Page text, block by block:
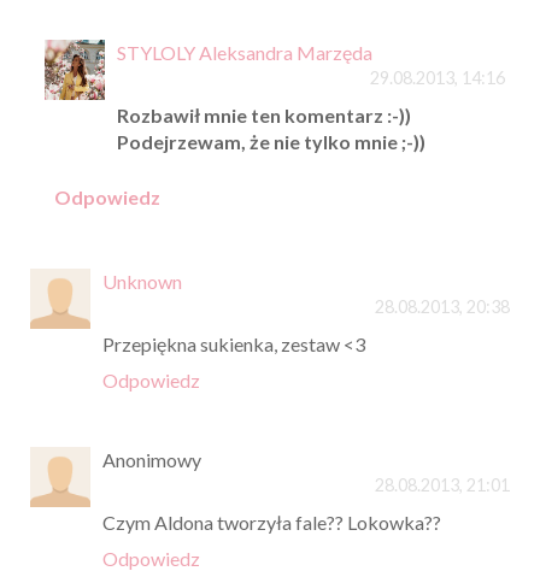
STYLOLY Aleksandra Marzęda
29.08.2013, 14:16
Rozbawił mnie ten komentarz :-))
Podejrzewam, że nie tylko mnie ;-))
Odpowiedz
Unknown
28.08.2013, 20:38
Przepiękna sukienka, zestaw <3
Odpowiedz
Anonimowy
28.08.2013, 21:01
Czym Aldona tworzyła fale?? Lokowka??
Odpowiedz